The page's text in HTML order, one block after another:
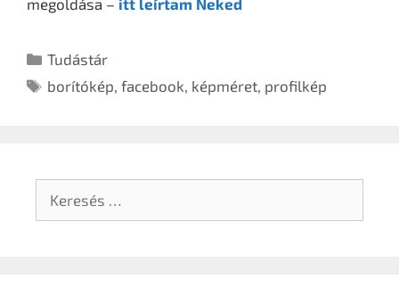
Tudástár
borítókép ,facebook képméret profilkép